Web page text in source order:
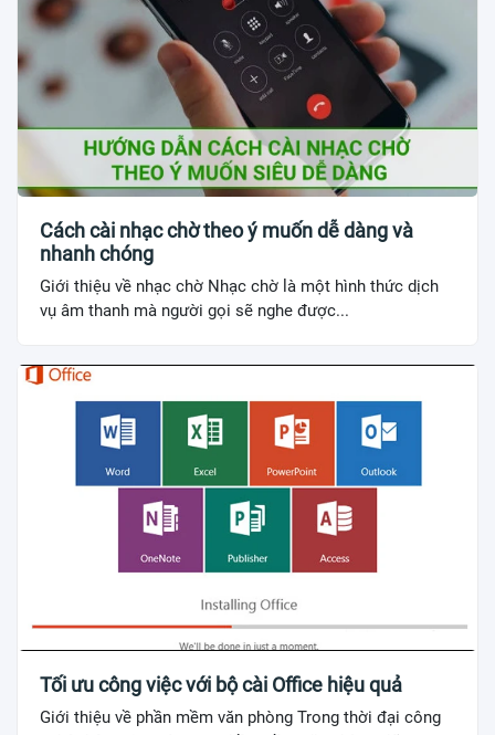
Cách cài nhạc chờ theo ý muốn dễ dàng và
nhanh chóng
Giới thiệu về nhạc chờ Nhạc chờ là một hình thức dịch
vụ âm thanh mà người gọi sẽ nghe được...
Tối ưu công việc với bộ cài Office hiệu quả
Giới thiệu về phần mềm văn phòng Trong thời đại công